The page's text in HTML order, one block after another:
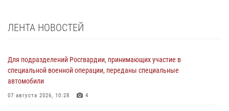
ЛЕНТА НОВОСТЕЙ
Для подразделений Росгвардии, принимающих участие в
специальной военной операции, переданы специальные
автомобили
07 августа 2026, 10:28 4